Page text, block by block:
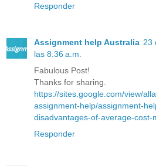
Responder
Assignment help Australia 23
las 8:36 a.m.
Fabulous Post!
Thanks for sharing.
https://sites.google.com/view/
assignment-help/assignment-
disadvantages-of-average-cost-
Responder